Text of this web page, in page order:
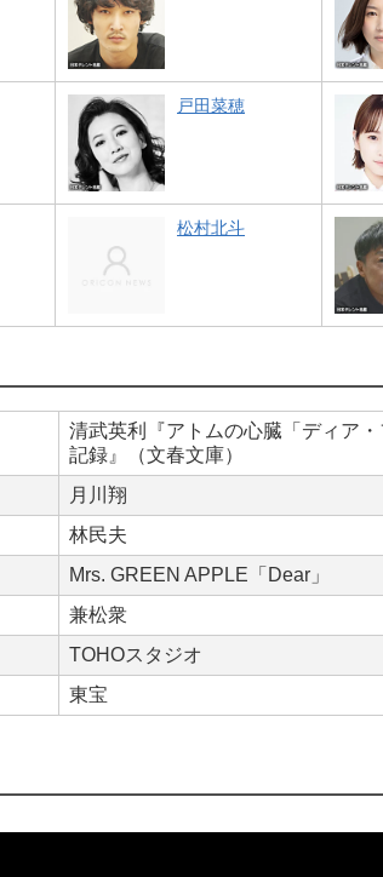
戸田菜穂
松村北斗
清武英利『アトムの心臓「ディア
記録』（文春文庫）
月川翔
林民夫
Mrs. GREEN APPLE「Dear」
兼松衆
TOHOスタジオ
東宝